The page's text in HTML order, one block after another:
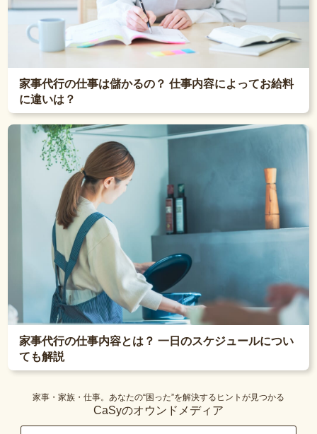
家事代行の仕事は儲かるの？ 仕事内容によってお給料
に違いは？
家事代行の仕事内容とは？ 一日のスケジュールについ
ても解説
家事・家族・仕事。あなたの“困った”を解決するヒントが見つかる
CaSyのオウンドメディア